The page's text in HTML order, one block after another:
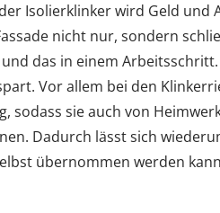
Isolierklinker wird Geld und
nicht nur, sondern
das in einem
Vor allem bei den
sodass sie auch von
Dadurch lässt sich
übernommen werden